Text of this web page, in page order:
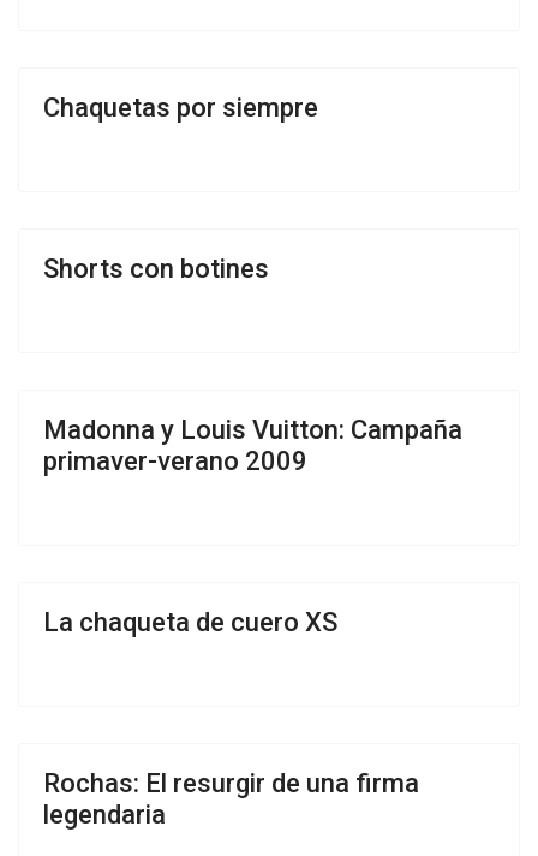
Chaquetas por siempre
Shorts con botines
Madonna y Louis Vuitton: Campaña
primaver-verano 2009
La chaqueta de cuero XS
Rochas: El resurgir de una firma
legendaria